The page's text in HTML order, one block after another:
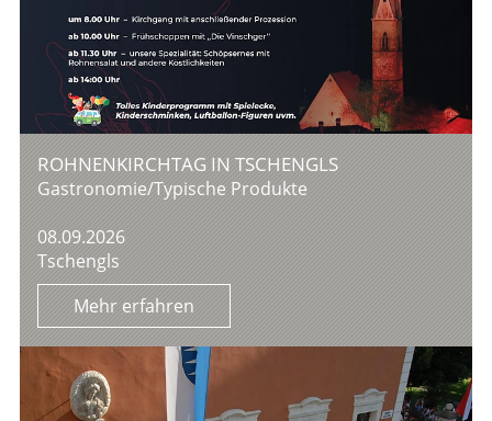
ROHNENKIRCHTAG IN TSCHENGLS
Gastronomie/Typische Produkte
08.09.2026
Tschengls
Mehr erfahren